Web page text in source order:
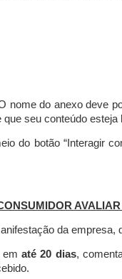
do anexo deve
seu conteúdo esteja
do botão “Interagir
da empresa,
em até 20 dias,